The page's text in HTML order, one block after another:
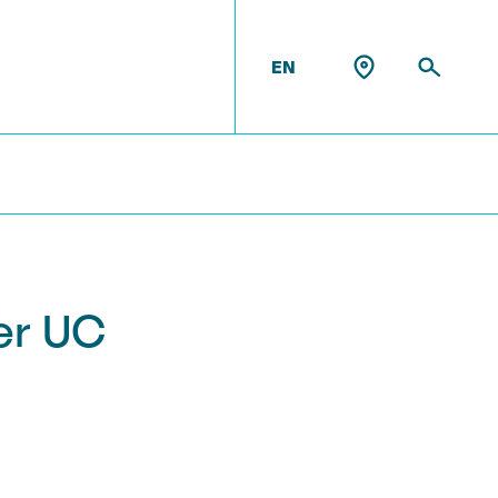
EN
UC